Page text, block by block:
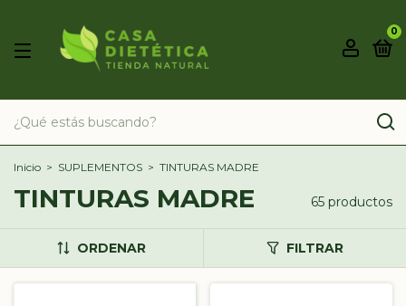
0
Inicio > SUPLEMENTOS > TINTURAS MADRE
TINTURAS MADRE 65 productos
ORDENAR FILTRAR